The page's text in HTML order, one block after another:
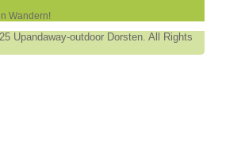
Wandern!
Upandaway-outdoor Dorsten. All Rights